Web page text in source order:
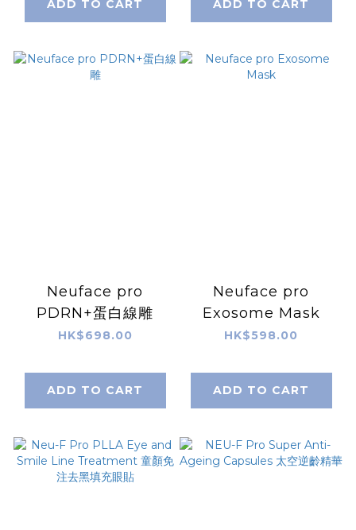
ADD TO CART ADD TO CART
Neuface pro
PDRN+蛋白線雕
HK$698.00
ADD TO CART
Neuface pro
Exosome Mask
HK$598.00
ADD TO CART